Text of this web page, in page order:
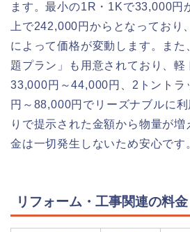
ます。最小の1R・1Kで33,000円
上で242,000円からとなっており
によって価格が変動します。また
題プラン」も用意されており、軽
33,000円～44,000円、2トントラ
円～88,000円でリーズナブルに
りで提示された金額から物量が
金は一切発生しないため安心です
リフォーム・工事関連の料金